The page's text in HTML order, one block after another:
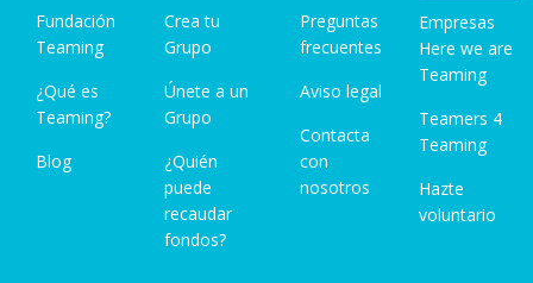
Fundación
Teaming
¿Qué es
Teaming?
Blog
Crea tu
Grupo
Únete a un
Grupo
¿Quién
puede
recaudar
fondos?
Preguntas
frecuentes
Aviso legal
Contacta
con
nosotros
Empresas
Here we are
Teaming
Teamers 4
Teaming
Hazte
voluntario